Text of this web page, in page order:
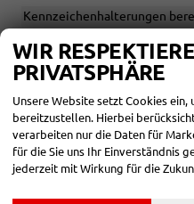
Kennzeichenhalterungen
Fahrzeugaufbereitung
Digitaler Radioempfang (DAB+)
Bluetooth-
6 Lautsprecher
Antenne für Radio
WIR
PRIVATSPHÄRE
Unsere Website setzt Cookies ein,
bereitzustellen. Hierbei
verarbeiten nur die Daten für
für die Sie uns Ihr Einverständnis
jederzeit mit Wirkung für die